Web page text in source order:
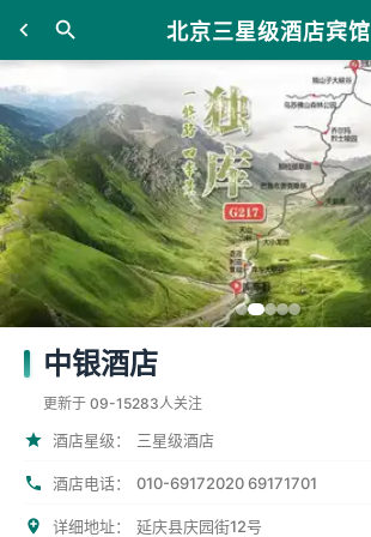
北京三星级酒店宾馆
中银酒店
更新于 09-15283人关注
酒店星级： 三星级酒店
酒店电话： 010-69172020 69171701
详细地址： 延庆县庆园街12号